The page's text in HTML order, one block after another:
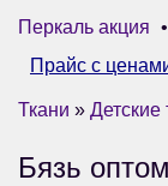
Перкаль акция •
Прайс с
Ткани » Детские
Бязь оптом